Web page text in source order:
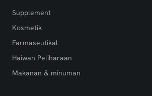
Supplement
Kosmetik
Farmaseutikal
Haiwan Peliharaan
Makanan & minuman